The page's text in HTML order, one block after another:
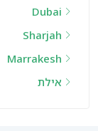
Dubai
Sharjah
Marrakesh
אילת